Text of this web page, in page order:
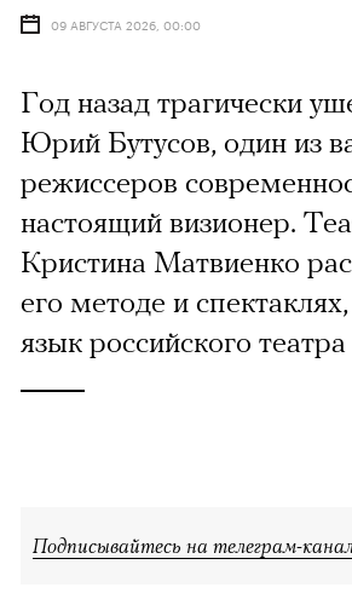
09 АВГУСТА 2026, 00:00
Год назад трагически
Юрий Бутусов, один из
режиссеров
настоящий визионер.
Кристина Матвиенко
его методе и
язык российского театра
Подписывайтесь на телеграм-